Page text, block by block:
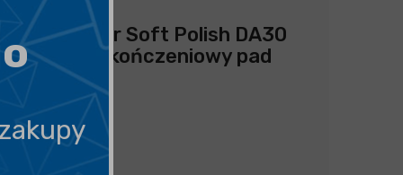
Producent: ADBL
ADBL Roller Soft Polish DA30
5 szt. - wykończeniowy pad
polerski
35,90 zł
szt.